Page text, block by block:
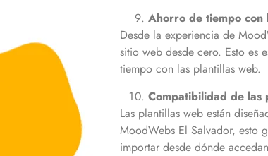
Ahorro de tiempo con
Desde la experiencia de
sitio web desde cero. Esto es
tiempo con las plantillas web.
Compatibilidad de las
Las plantillas web están
MoodWebs El Salvador, esto
importar desde dónde